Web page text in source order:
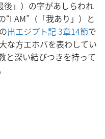
後」）の字があしらわれ
“I AM”（「我あり」）と
出エジプト記 3章14節で
な方エホバを表わしてい
と深い結びつきを持って